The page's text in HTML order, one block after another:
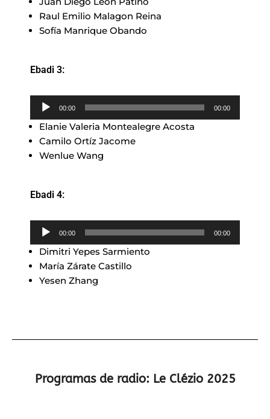
audio
Raul Emilio Malagon Reina
Sofía Manrique Obando
Ebadi 3:
Reproductor
audio
00:00 00:00
Elanie Valeria Montealegre Acosta
Camilo Ortíz Jacome
Wenlue Wang
Ebadi 4:
Reproductor
audio
00:00 00:00
Dimitri Yepes Sarmiento
María Zárate Castillo
Yesen Zhang
Programas de radio: Le Clézio 2025